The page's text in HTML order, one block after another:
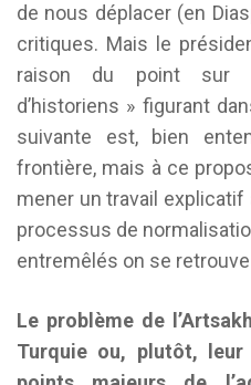
de nous déplacer (en
critiques. Mais le
raison du point sur
d’historiens » figurant
suivante est, bien
frontière, mais à ce
mener un travail explicatif
processus de
entremêlés on se
Le problème de
Turquie ou, plutôt,